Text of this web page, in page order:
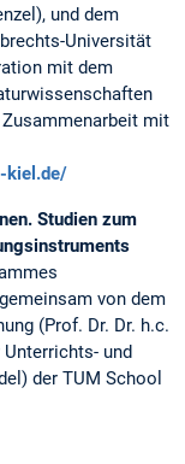
und dem
Universität
mit dem
mit
kiel.de/
Studien zum
von dem
(Prof. Dr. Dr. h.c.
und
der TUM School